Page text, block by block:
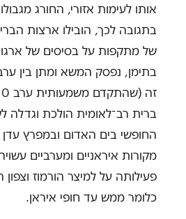
אותו לעימות אזורי, החורג
בתגובה לכך, הובילו ארצות
של מתקפות על בסיסים של
בתימן, נפסק המשא ומתן בין
ברית רב־לאומית הולכת וגדלה
החופשי בים האדום ובמפרץ
מקורות איראניים ומערביים
פעילותה על למיצר הורמוז וצפון
כלומר ממש עד חופי איראן.